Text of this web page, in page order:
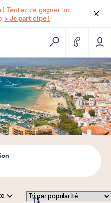
! Tentez de gagner un
> Je participe !